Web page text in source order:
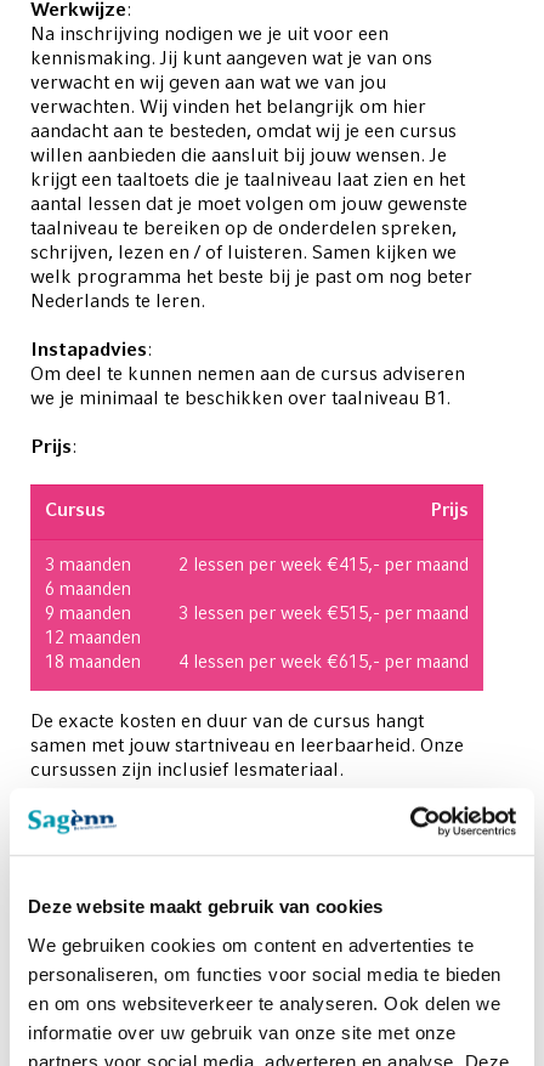
Deze website maakt gebruik van cookies
We gebruiken cookies om content en advertenties te
personaliseren, om functies voor social media te bieden
en om ons websiteverkeer te analyseren. Ook delen we
informatie over uw gebruik van onze site met onze
partners voor social media, adverteren en analyse. Deze
Werkwijze:
Na inschrijving nodigen we je uit voor een
kennismaking. Jij kunt aangeven wat je van ons
verwacht en wij geven aan wat we van jou
verwachten. Wij vinden het belangrijk om hier
aandacht aan te besteden, omdat wij je een cursus
willen aanbieden die aansluit bij jouw wensen. Je
krijgt een taaltoets die je taalniveau laat zien en het
aantal lessen dat je moet volgen om jouw gewenste
taalniveau te bereiken op de onderdelen spreken,
schrijven, lezen en / of luisteren. Samen kijken we
welk programma het beste bij je past om nog beter
Nederlands te leren.
Instapadvies:
Om deel te kunnen nemen aan de cursus adviseren
we je minimaal te beschikken over taalniveau B1.
Prijs:
Cursus Prijs
3 maanden
6 maanden
9 maanden
12 maanden
18 maanden
2 lessen per week €415,- per maand
3 lessen per week €515,- per maand
4 lessen per week €615,- per maand
De exacte kosten en duur van de cursus hangt
samen met jouw startniveau en leerbaarheid. Onze
cursussen zijn inclusief lesmateriaal.
Direct inschrijven
Wil jij je inschrijven voor de cursus of wil je meer